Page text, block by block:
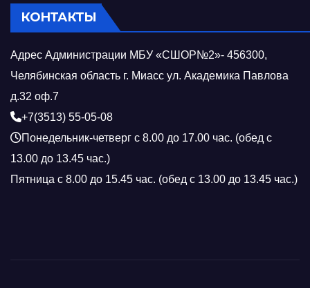
КОНТАКТЫ
Адрес Администрации МБУ «СШОР№2»- 456300,
Челябинская область г. Миасс ул. Академика Павлова
д.32 оф.7
+7(3513) 55-05-08
Понедельник-четверг с 8.00 до 17.00 час. (обед с
13.00 до 13.45 час.)
Пятница с 8.00 до 15.45 час. (обед с 13.00 до 13.45 час.)